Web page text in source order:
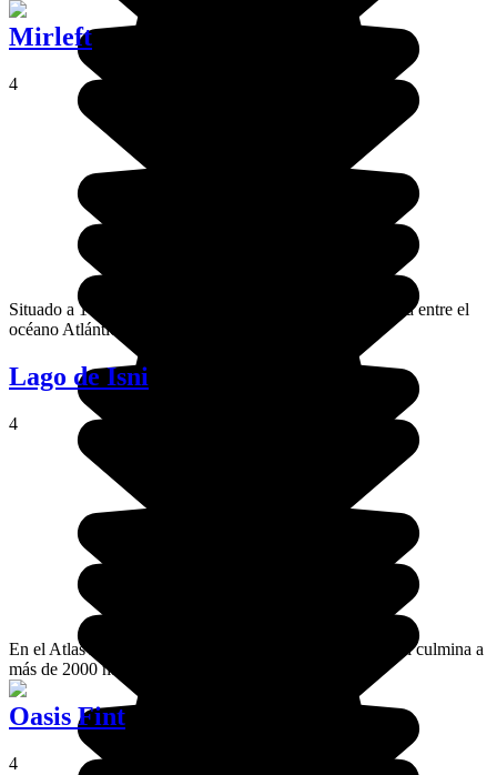
Mirleft
4
Situado a 140 km de Agadir, Mirleft es una pequeña aldea entre el
océano Atlántico y el Anti-Atlas.
Lago de Isni
4
En el Atlas Alto, en el circuito del Toubkal, el lago de Ifni culmina a
más de 2000 metros de altura.
Oasis Fint
4